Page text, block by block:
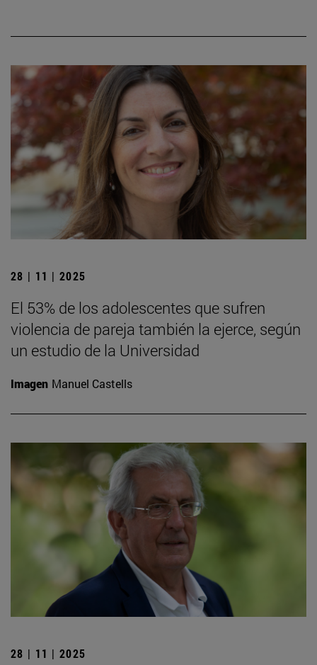
28 | 11 | 2025
El 53% de los adolescentes que sufren
violencia de pareja también la ejerce, según
un estudio de la Universidad
Imagen Manuel Castells
28 | 11 | 2025